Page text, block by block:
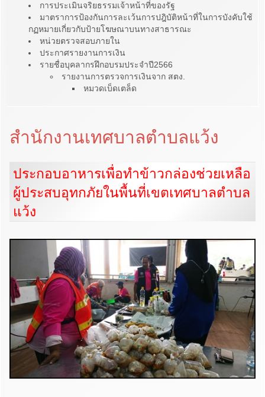
การประเมินจริยธรรมเจ้าหน้าที่ของรัฐ
มาตราการป้องกันการละเว้นการปฎิบัติหน้าที่ในการบังคับใช้
กฏหมายเกี่ยวกับป้ายโฆษณาบนทางสาธารณะ
หน่วยตรวจสอบภายใน
ประกาศรายงานการเงิน
รายชื่อบุคลากรฝึกอบรมประจำปี2566
รายงานการตรวจการเงินจาก สตง.
หมวดเบ็ดเตล็ด
สำนักงานเทศบาลตำบลแว้ง
ประกอบอาหารเพื่อทำข้าวกล่องช่วยเหลือ
ผู้ประสบอุทกภัยในพื้นที่เขตเทศบาลตำบล
แว้ง